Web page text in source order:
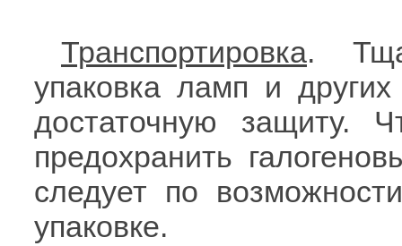
Транспортировка.
упаковка ламп и
достаточную защиту.
предохранить
следует по
упаковке.